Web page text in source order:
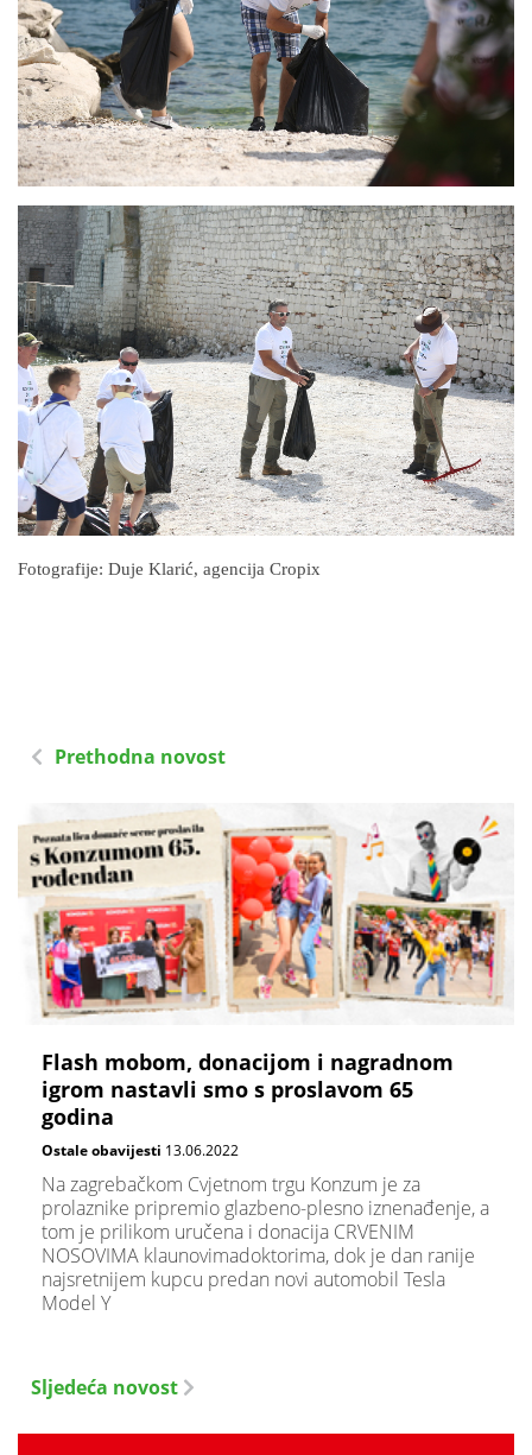
Fotografije: Duje Klarić, agencija Cropix
Prethodna novost
Flash mobom, donacijom i nagradnom
igrom nastavli smo s proslavom 65
godina
Ostale obavijesti 13.06.2022
Na zagrebačkom Cvjetnom trgu Konzum je za
prolaznike pripremio glazbeno-plesno iznenađenje, a
tom je prilikom uručena i donacija CRVENIM
NOSOVIMA klaunovimadoktorima, dok je dan ranije
najsretnijem kupcu predan novi automobil Tesla
Model Y
Sljedeća novost